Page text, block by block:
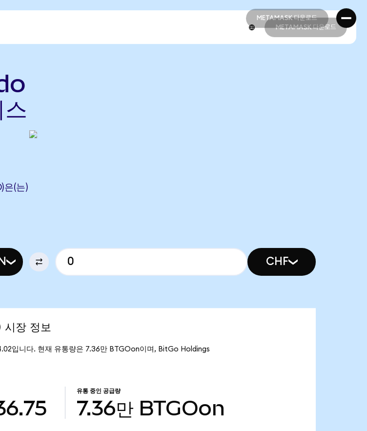
METAMASK 다운로드
METAMASK 다운로드
METAMASK 다운로드
은(는)
CHF
장 정보
입니다. 현재 유통량은 7.36만 BTGOon이며, BitGo Holdings
유통 중인 공급량
7.36만 BTGOon